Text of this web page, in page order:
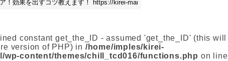
constant get_the_ID - assumed 'get_the_ID' (this will
version of PHP) in /home/imples/kirei-
wp-content/themes/chill_tcd016/functions.php on line